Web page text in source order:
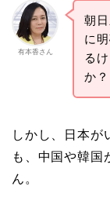
有本香さん
朝
に
る
か？
しかし、日本が
も、中国や韓国
ん。